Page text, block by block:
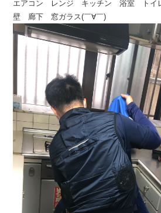
エアコン レンジ キッチン 浴室 ト
壁 廊下 窓ガラス(￣∀￣)